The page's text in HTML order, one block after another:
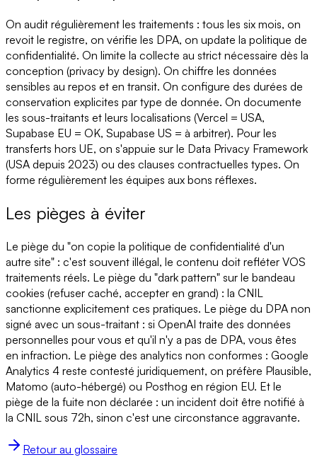
On audit régulièrement les traitements : tous les six mois, on
revoit le registre, on vérifie les DPA, on update la politique de
confidentialité. On limite la collecte au strict nécessaire dès la
conception (privacy by design). On chiffre les données
sensibles au repos et en transit. On configure des durées de
conservation explicites par type de donnée. On documente
les sous-traitants et leurs localisations (Vercel = USA,
Supabase EU = OK, Supabase US = à arbitrer). Pour les
transferts hors UE, on s'appuie sur le Data Privacy Framework
(USA depuis 2023) ou des clauses contractuelles types. On
forme régulièrement les équipes aux bons réflexes.
Les pièges à éviter
Le piège du "on copie la politique de confidentialité d'un
autre site" : c'est souvent illégal, le contenu doit refléter VOS
traitements réels. Le piège du "dark pattern" sur le bandeau
cookies (refuser caché, accepter en grand) : la CNIL
sanctionne explicitement ces pratiques. Le piège du DPA non
signé avec un sous-traitant : si OpenAI traite des données
personnelles pour vous et qu'il n'y a pas de DPA, vous êtes
en infraction. Le piège des analytics non conformes : Google
Analytics 4 reste contesté juridiquement, on préfère Plausible,
Matomo (auto-hébergé) ou Posthog en région EU. Et le
piège de la fuite non déclarée : un incident doit être notifié à
la CNIL sous 72h, sinon c'est une circonstance aggravante.
Retour au glossaire